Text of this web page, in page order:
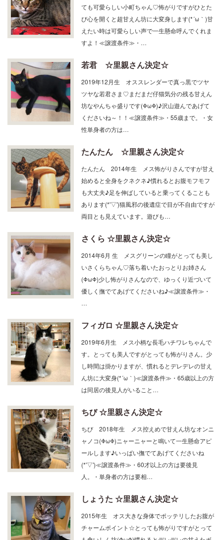
ても可愛らしい小町ちゃん♡怖がりですがひとた
び心を開くと超甘えん坊に大変身します(*´ω｀)甘
えたい時は可愛らしい声で一生懸命呼んでくれま
すよ！≪譲渡条件≫・…
若君 ☆里親さん決定☆
2019年12月生 オススレンダーで真っ黒でツヤ
ツヤな若君さま♡まだまだ仔猫気分の残る甘えん
坊なやんちゃ盛りです(ΦωΦ)♪沢山遊んであげて
くださいね～！！≪譲渡条件≫・55歳まで。・女
性単身者の方は…
たんたん ☆里親さん決定☆
たんたん 2014年生 メス怖がりさんですが甘え
始めると全身をクネクネ♪慣れるとお腹モフモフ
も大丈夫♪足を伸ばしていると乗ってくることも
あります(*'▽')猫風邪の後遺症で目が不自由ですが
両目とも見えています。遊びも…
さくら ☆里親さん決定☆
2014年6月 生 メスグリーンの瞳がとっても美し
いさくらちゃん♡落ち着いたおっとりお姉さん
(ΦωΦ)少し怖がりさんなので、ゆっくり近づいて
優しく撫でてあげてくださいね♪≪譲渡条件≫・
フィガロ ☆里親さん決定☆
2019年6月生 メス小柄な長毛ハチワレちゃんで
す。とっても美人ですがとっても怖がりさん。少
し時間は掛かりますが、慣れるとデレデレの甘え
ん坊に大変身(*´ω｀)≪譲渡条件≫・65歳以上の方
は同居の後見人がいること…
ちび ☆里親さん決定☆
ちび 2018年生 メス控えめで甘えん坊なオンニ
ャノコ(ΦωΦ)ニャーニャーと鳴いて一生懸命アピ
ールします♪いっぱい撫でてあげてくださいね
(*'▽')≪譲渡条件≫・60才以上の方は要後見
人。・単身者の方は要相…
しょうた ☆里親さん決定☆
2015年生 オス大きな身体でポッテリしたお腹が
チャームポイント☆とっても怖がりですがとって